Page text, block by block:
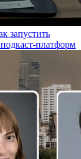
запустить
платформ